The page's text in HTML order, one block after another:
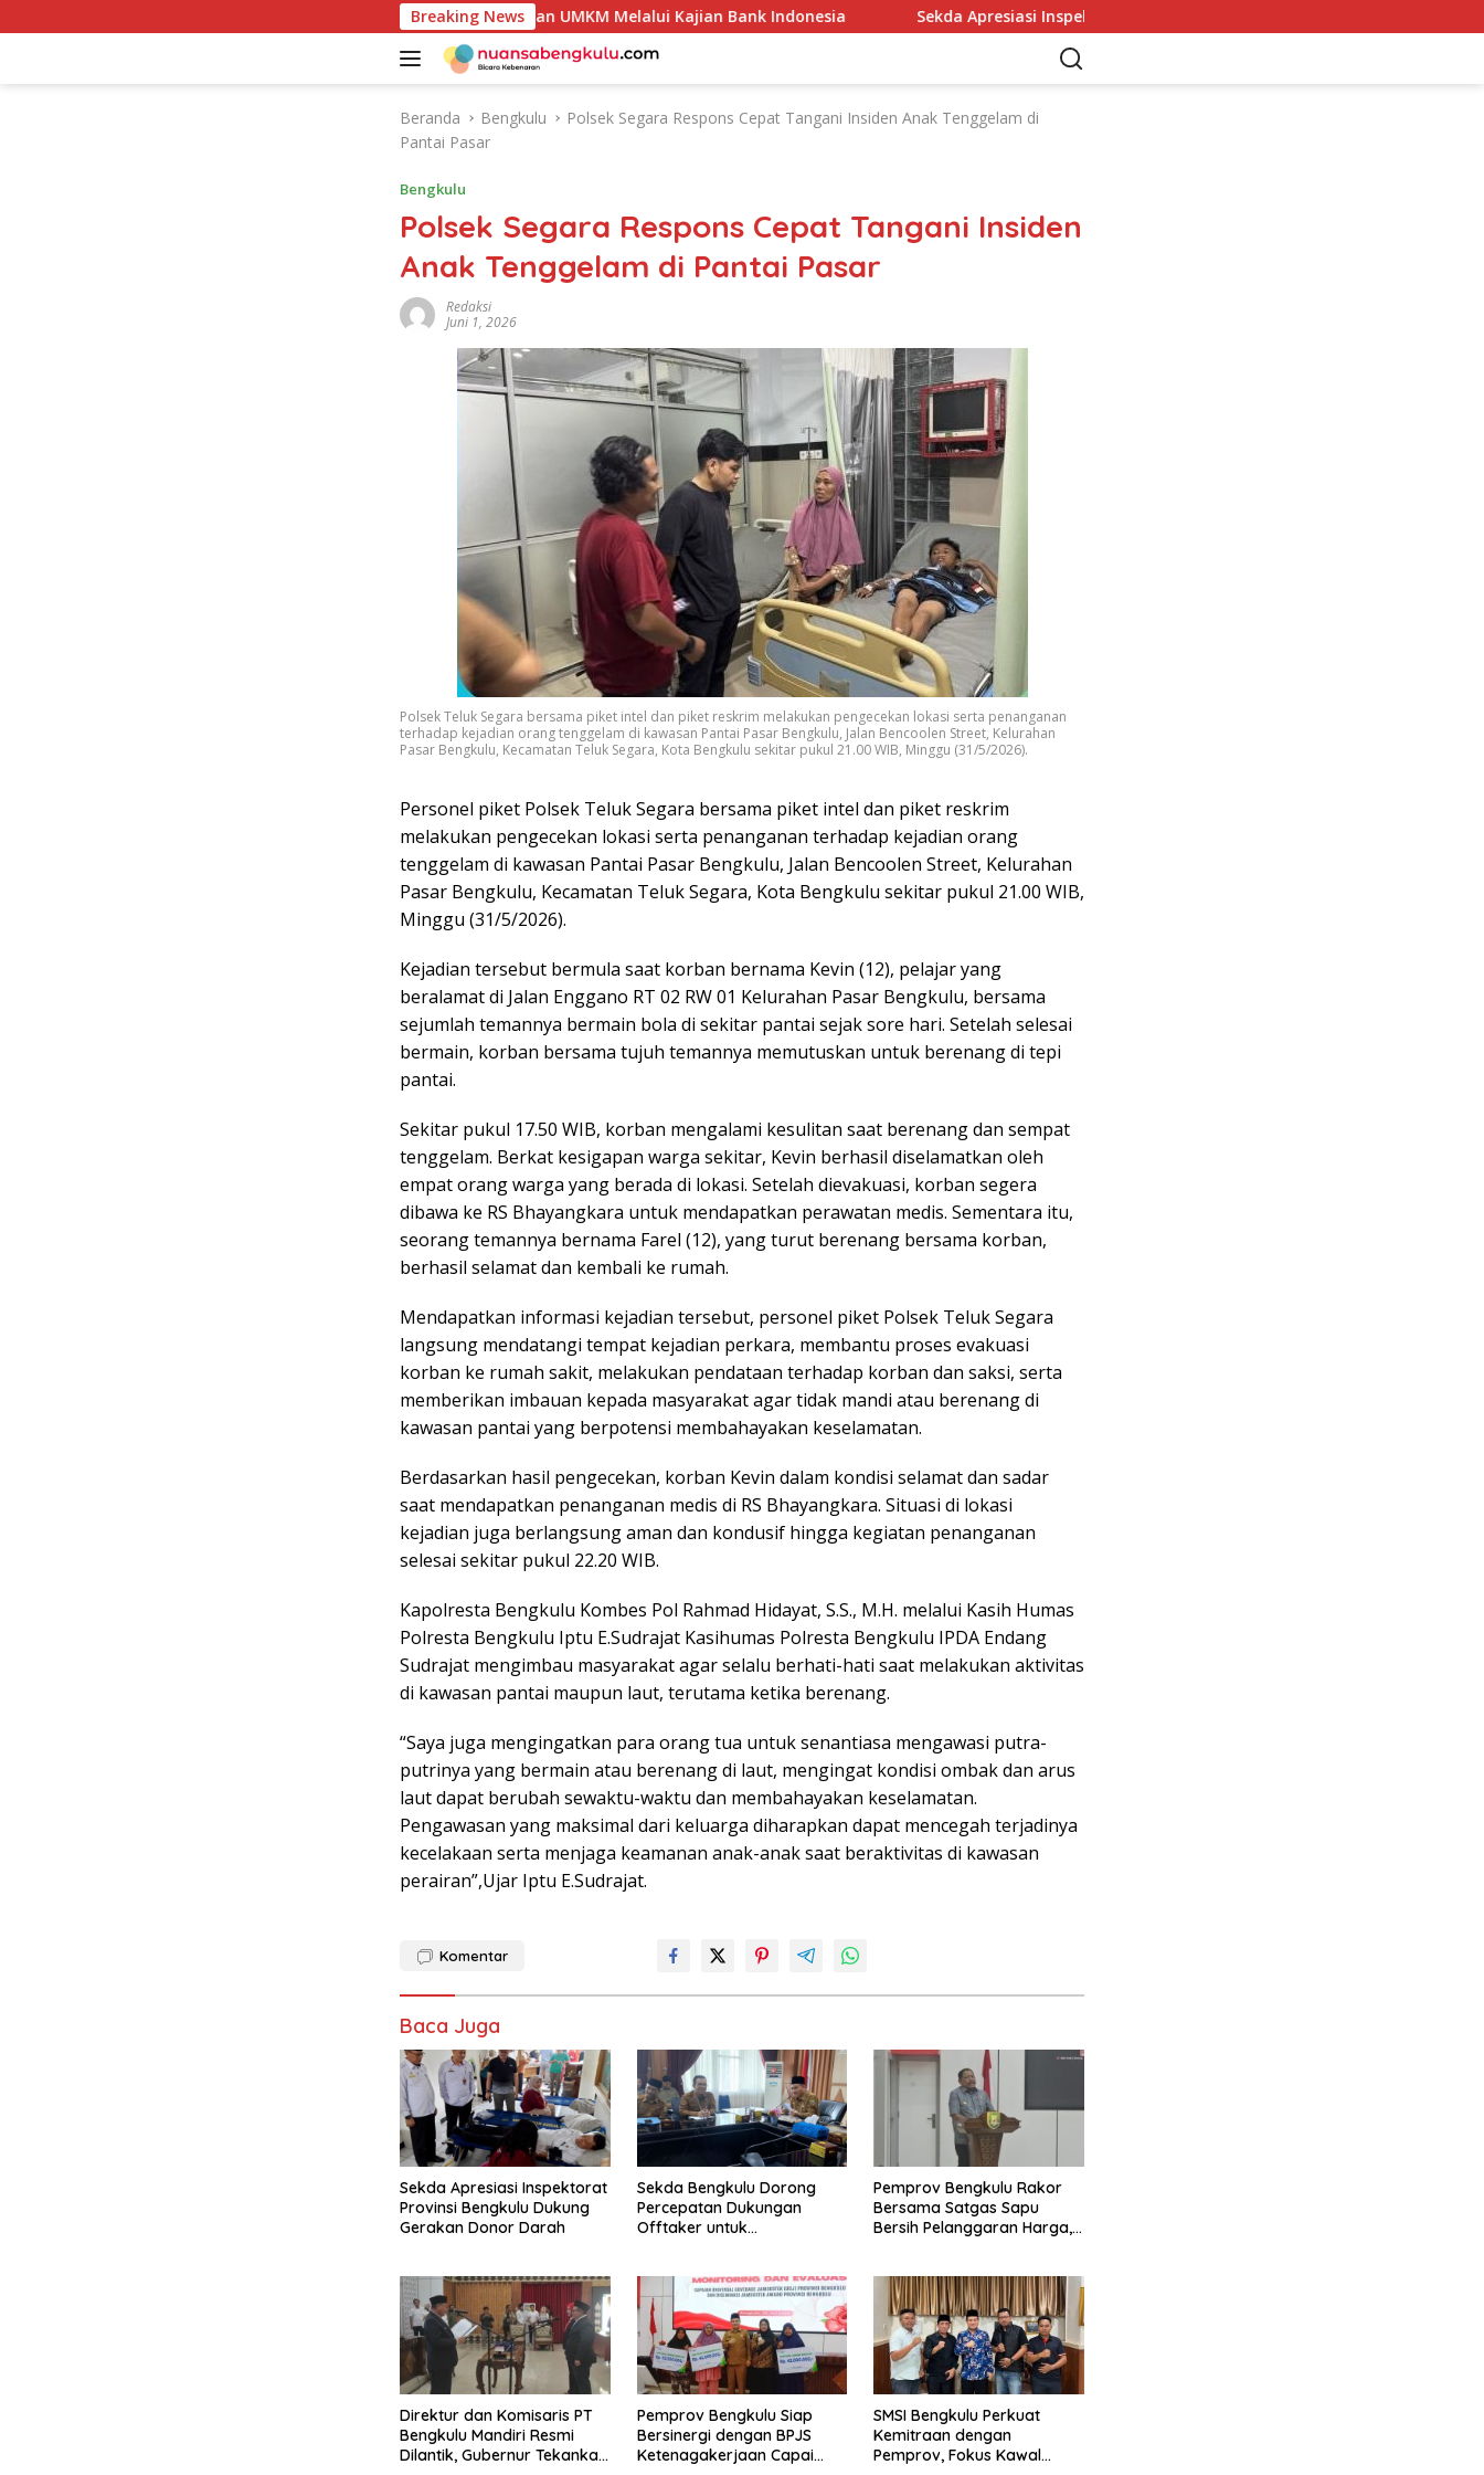
a
Breaking News
Pemkab Kaur Mulai Petakan Potensi Produk Unggulan UMKM Melalui Kajian Bank Indonesia Sekda Apresiasi Inspektorat Provinsi Bengkulu Dukung Gerakan Donor Darah
Beranda Bengkulu
Polsek Segara Respons Cepat Tangani Insiden Anak Tenggelam di
Pantai Pasar
Bengkulu
Polsek Segara Respons Cepat Tangani Insiden
Anak Tenggelam di Pantai Pasar
Redaksi
Juni 1, 2026
Polsek Teluk Segara bersama piket intel dan piket reskrim melakukan pengecekan lokasi serta penanganan
terhadap kejadian orang tenggelam di kawasan Pantai Pasar Bengkulu, Jalan Bencoolen Street, Kelurahan
Pasar Bengkulu, Kecamatan Teluk Segara, Kota Bengkulu sekitar pukul 21.00 WIB, Minggu (31/5/2026).
Personel piket Polsek Teluk Segara bersama piket intel dan piket reskrim
melakukan pengecekan lokasi serta penanganan terhadap kejadian orang
tenggelam di kawasan Pantai Pasar Bengkulu, Jalan Bencoolen Street, Kelurahan
Pasar Bengkulu, Kecamatan Teluk Segara, Kota Bengkulu sekitar pukul 21.00 WIB,
Minggu (31/5/2026).
Kejadian tersebut bermula saat korban bernama Kevin (12), pelajar yang
beralamat di Jalan Enggano RT 02 RW 01 Kelurahan Pasar Bengkulu, bersama
sejumlah temannya bermain bola di sekitar pantai sejak sore hari. Setelah selesai
bermain, korban bersama tujuh temannya memutuskan untuk berenang di tepi
pantai.
Sekitar pukul 17.50 WIB, korban mengalami kesulitan saat berenang dan sempat
tenggelam. Berkat kesigapan warga sekitar, Kevin berhasil diselamatkan oleh
empat orang warga yang berada di lokasi. Setelah dievakuasi, korban segera
dibawa ke RS Bhayangkara untuk mendapatkan perawatan medis. Sementara itu,
seorang temannya bernama Farel (12), yang turut berenang bersama korban,
berhasil selamat dan kembali ke rumah.
Mendapatkan informasi kejadian tersebut, personel piket Polsek Teluk Segara
langsung mendatangi tempat kejadian perkara, membantu proses evakuasi
korban ke rumah sakit, melakukan pendataan terhadap korban dan saksi, serta
memberikan imbauan kepada masyarakat agar tidak mandi atau berenang di
kawasan pantai yang berpotensi membahayakan keselamatan.
Berdasarkan hasil pengecekan, korban Kevin dalam kondisi selamat dan sadar
saat mendapatkan penanganan medis di RS Bhayangkara. Situasi di lokasi
kejadian juga berlangsung aman dan kondusif hingga kegiatan penanganan
selesai sekitar pukul 22.20 WIB.
Kapolresta Bengkulu Kombes Pol Rahmad Hidayat, S.S., M.H. melalui Kasih Humas
Polresta Bengkulu Iptu E.Sudrajat Kasihumas Polresta Bengkulu IPDA Endang
Sudrajat mengimbau masyarakat agar selalu berhati-hati saat melakukan aktivitas
di kawasan pantai maupun laut, terutama ketika berenang.
“Saya juga mengingatkan para orang tua untuk senantiasa mengawasi putra-
putrinya yang bermain atau berenang di laut, mengingat kondisi ombak dan arus
laut dapat berubah sewaktu-waktu dan membahayakan keselamatan.
Pengawasan yang maksimal dari keluarga diharapkan dapat mencegah terjadinya
kecelakaan serta menjaga keamanan anak-anak saat beraktivitas di kawasan
perairan”,Ujar Iptu E.Sudrajat.
Komentar
Baca Juga
Sekda Apresiasi Inspektorat
Provinsi Bengkulu Dukung
Gerakan Donor Darah
Sekda Bengkulu Dorong
Percepatan Dukungan
Offtaker untuk
Pemprov Bengkulu Rakor
Bersama Satgas Sapu
Bersih Pelanggaran Harga,
Masih Jadi Sorotan
Direktur dan Komisaris PT
Bengkulu Mandiri Resmi
Dilantik, Gubernur Tekankan
Pemprov Bengkulu Siap
Bersinergi dengan BPJS
Ketenagakerjaan Capai
SMSI Bengkulu Perkuat
Kemitraan dengan
Pemprov, Fokus Kawal